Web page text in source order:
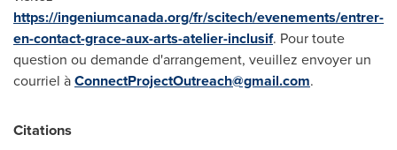
https://ingeniumcanada.org/fr/scitech/evenements/entrer-
en-contact-grace-aux-arts-atelier-inclusif. Pour toute
question ou demande d'arrangement, veuillez envoyer un
courriel àConnectProjectOutreach@gmail.com.
Citations